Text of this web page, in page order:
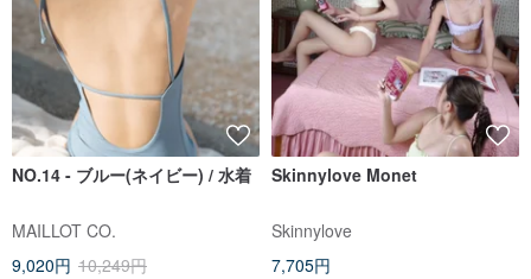
NO.14 - ブルー(ネイビー) / 水着
MAILLOT CO.
9,020円 10,249円
Skinnylove Monet
Skinnylove
7,705円